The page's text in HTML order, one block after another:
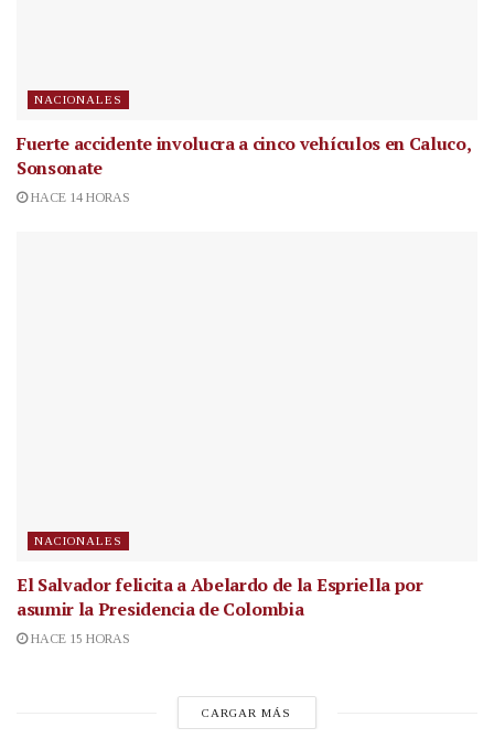
NACIONALES
Fuerte accidente involucra a cinco vehículos en Caluco,
Sonsonate
HACE 14 HORAS
NACIONALES
El Salvador felicita a Abelardo de la Espriella por
asumir la Presidencia de Colombia
HACE 15 HORAS
CARGAR MÁS